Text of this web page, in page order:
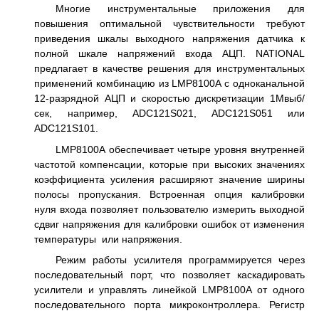
Многие инструментальные приложения для
повышения оптимальной чувствительности требуют
приведения шкалы выходного напряжения датчика к
полной шкале напряжений входа АЦП. NATIONAL
предлагает в качестве решения для инструментальных
применений комбинацию из LMP8100A с одноканальной
12-разрядной АЦП и скоростью дискретизации 1Mвыб/
сек, например, ADC121S021, ADC121S051 или
ADC121S101.
LMP8100А обеспечивает четыре уровня внутренней
частотой компенсации, которые при высоких значениях
коэффициента усиления расширяют значение ширины
полосы пропускания. Встроенная опция калибровки
нуля входа позволяет пользователю измерить выходной
сдвиг напряжения для калибровки ошибок от изменения
температуры или напряжения.
Режим работы усилителя программируется через
последовательный порт, что позволяет каскадировать
усилители и управлять линейкой LMP8100А от одного
последовательного порта микроконтроллера. Регистр